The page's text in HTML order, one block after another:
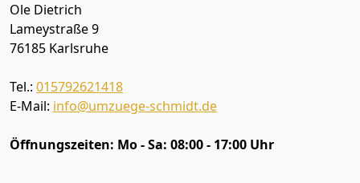
Ole Dietrich
Lameystraße 9
76185 Karlsruhe
Tel.: 015792621418
E-Mail: info@umzuege-schmidt.de
Öffnungszeiten: Mo - Sa: 08:00 - 17:00 Uhr